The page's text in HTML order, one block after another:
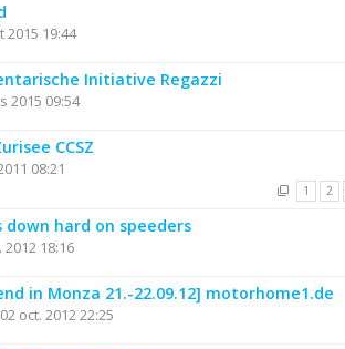
2015 19:44
Initiative Regazzi
2015 09:54
CCSZ
08:21
1 2
hard on speeders
18:16
in Monza 21.-22.09.12] motorhome1.de
oct. 2012 22:25